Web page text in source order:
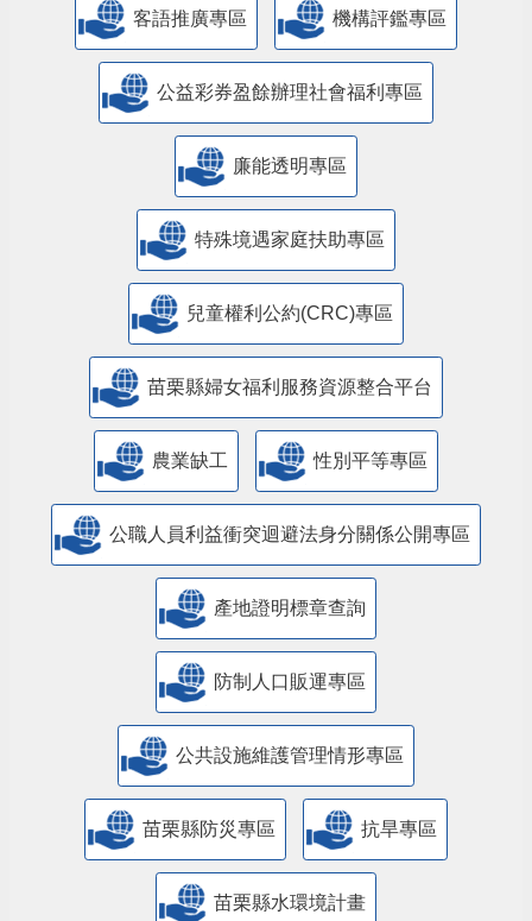
客語推廣專區 機構評鑑專區
公益彩券盈餘辦理社會福利專區
廉能透明專區
特殊境遇家庭扶助專區
兒童權利公約(CRC)專區
苗栗縣婦女福利服務資源整合平台
農業缺工 性別平等專區
公職人員利益衝突迴避法身分關係公開專區
產地證明標章查詢
防制人口販運專區
​公共設施維護管理情形專區
苗栗縣防災專區 抗旱專區
苗栗縣水環境計畫